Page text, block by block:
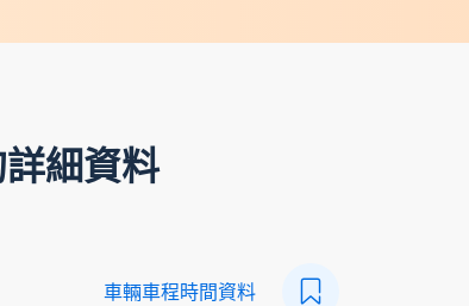
細資料
車輛車程時間資料